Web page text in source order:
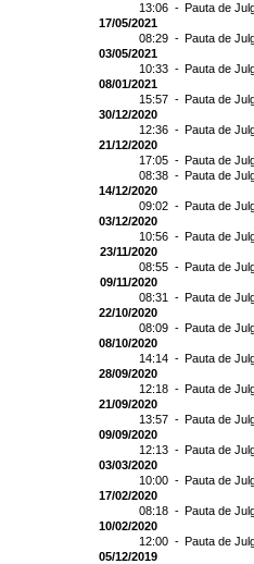
13:06 - Pauta de
17/05/2021
08:29 - Pauta de
03/05/2021
10:33 - Pauta de
08/01/2021
15:57 - Pauta de
30/12/2020
12:36 - Pauta de
21/12/2020
17:05 - Pauta de
08:38 - Pauta de
14/12/2020
09:02 - Pauta de
03/12/2020
10:56 - Pauta de
23/11/2020
08:55 - Pauta de
09/11/2020
08:31 - Pauta de
22/10/2020
08:09 - Pauta de
08/10/2020
14:14 - Pauta de
28/09/2020
12:18 - Pauta de
21/09/2020
13:57 - Pauta de
09/09/2020
12:13 - Pauta de
03/03/2020
10:00 - Pauta de
17/02/2020
08:18 - Pauta de
10/02/2020
12:00 - Pauta de
05/12/2019